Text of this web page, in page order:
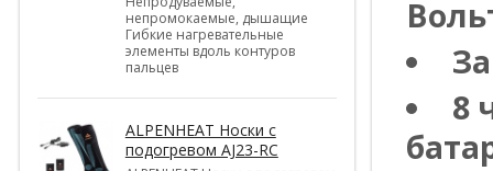
непромокаемые, дышащие
Гибкие нагревательные
элементы вдоль контуров
пальцев
ALPENHEAT Носки с
подогревом AJ23-RC
8